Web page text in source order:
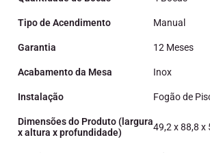
Tipo de Acendimento Manual
Garantia 12 Meses
Acabamento da Mesa Inox
Instalação Fogão de
Dimensões do Produto (largura
x altura x profundidade)
49,2 x 88,8 x